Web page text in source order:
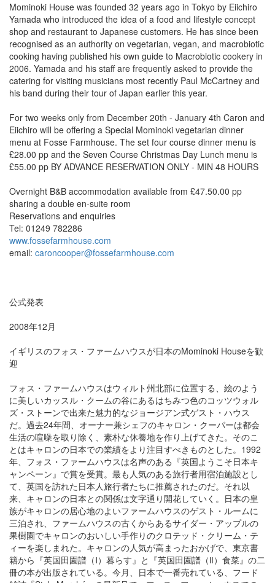
Mominoki House was founded 32 years ago in Tokyo by Eiichiro
Yamada who introduced the idea of a food and lifestyle concept
shop and restaurant to Japanese customers. He has since been
recognised as an authority on vegetarian, vegan, and macrobiotic
cooking having published his own guide to Macrobiotic cookery in
2006. Yamada and his staff are frequently asked to provide the
catering for visiting musicians most recently Paul McCartney and
his band during their tour of Japan earlier this year.
For two weeks only from December 20th - January 4th Caron and
Eiichiro will be offering a Special Mominoki vegetarian dinner
menu at Fosse Farmhouse. The set four course dinner menu is
£28.00 pp and the Seven Course Christmas Day Lunch menu is
£55.00 pp BY ADVANCE RESERVATION ONLY - MIN 48 HOURS
Overnight B&B accommodation available from £47.50.00 pp
sharing a double en-suite room
Reservations and enquiries
Tel: 01249 782286
www.fossefarmhouse.com
email: caroncooper@fossefarmhouse.com
公式発表
2008年12月
イギリスのフォス・ファームハウスが日本のMominoki Houseを歓
迎
フォス・ファームハウスはウィルト州北部に位置する、絵のよう
に美しいカッスル・クームの谷にあるはちみつ色のコッツウォル
ズ・ストーンで出来た魅力的なジョージアン式ゲスト・ハウス
だ。過去24年間、オーナー兼シェフのキャロン・クーパーは都会
生活の喧噪を取り除く、素朴な休養地を作り上げてきた。そのこ
とはキャロンの日本での業績をより注目すべきものとした。1992
年、フォス・ファームハウスは名声のある『英国ようこそ日本キ
ャンペーン』で賞を受賞。最も人気のある旅行者用宿泊施設とし
て、英国を訪れた日本人旅行者たちに推薦されたのだ。それ以
来、キャロンの日本との関係は文字通り開花していく。日本の皇
族がキャロンの居心地のよいファームハウスのゲスト・ルームに
三泊され、ファームハウスの古くからあるサイダー・アップルの
果樹園でキャロンのおいしい手作りのクロテッド・クリーム・テ
ィーを楽しまれた。キャロンの人気が高まったおかげで、東京書
籍から『英国田園譜（Ⅰ）暮らす』と『英国田園譜（Ⅱ）食菜』の二
冊の本が出版されている。今月、日本で一番売れている、フード